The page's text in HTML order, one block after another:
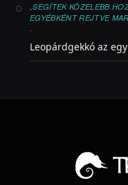
„SEGÍTEK KÖZELEBB
EGYÉBKÉNT REJTVE
-
Leopárdgekkó az